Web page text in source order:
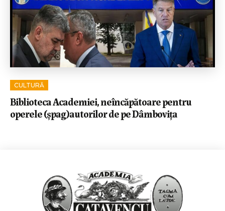
CULTURĂ
Biblioteca Academiei, neîncăpătoare pentru
operele (șpag)autorilor de pe Dâmbovița